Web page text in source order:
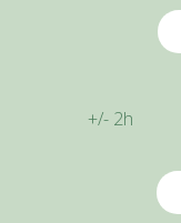
+/- 2h